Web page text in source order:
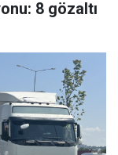
8 gözaltı